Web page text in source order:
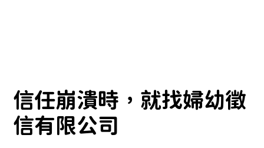
信任崩潰時，就找婦幼徵
信有限公司